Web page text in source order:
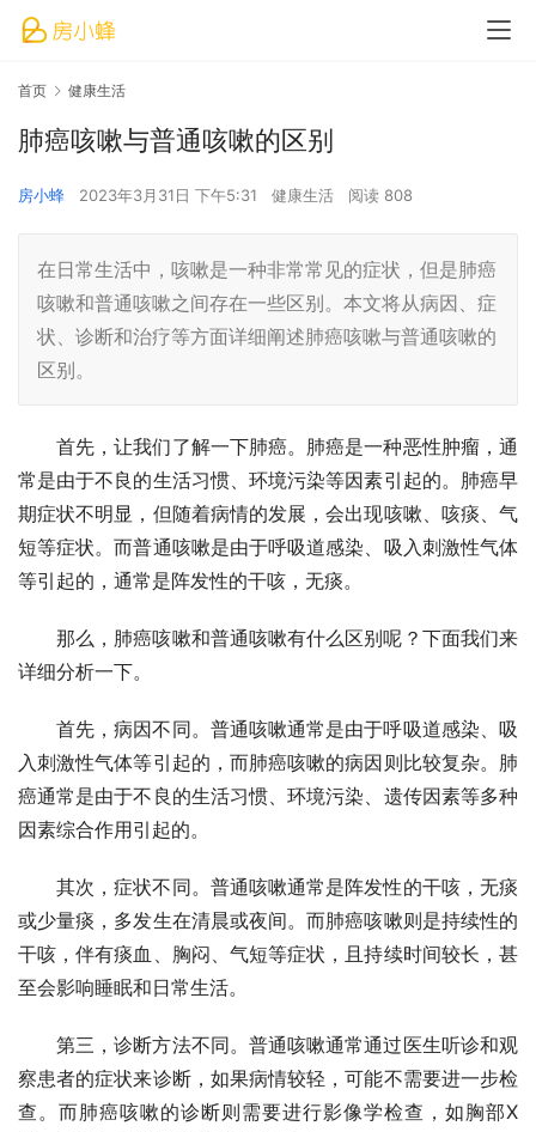
首页 健康生活
肺癌咳嗽与普通咳嗽的区别
房小蜂 2023年3月31日 下午5:31 健康生活 阅读 808
在日常生活中，咳嗽是一种非常常见的症状，但是肺癌
咳嗽和普通咳嗽之间存在一些区别。本文将从病因、症
状、诊断和治疗等方面详细阐述肺癌咳嗽与普通咳嗽的
区别。
首先，让我们了解一下肺癌。肺癌是一种恶性肿瘤，通
常是由于不良的生活习惯、环境污染等因素引起的。肺癌早
期症状不明显，但随着病情的发展，会出现咳嗽、咳痰、气
短等症状。而普通咳嗽是由于呼吸道感染、吸入刺激性气体
等引起的，通常是阵发性的干咳，无痰。
那么，肺癌咳嗽和普通咳嗽有什么区别呢？下面我们来
详细分析一下。
首先，病因不同。普通咳嗽通常是由于呼吸道感染、吸
入刺激性气体等引起的，而肺癌咳嗽的病因则比较复杂。肺
癌通常是由于不良的生活习惯、环境污染、遗传因素等多种
因素综合作用引起的。
其次，症状不同。普通咳嗽通常是阵发性的干咳，无痰
或少量痰，多发生在清晨或夜间。而肺癌咳嗽则是持续性的
干咳，伴有痰血、胸闷、气短等症状，且持续时间较长，甚
至会影响睡眠和日常生活。
第三，诊断方法不同。普通咳嗽通常通过医生听诊和观
察患者的症状来诊断，如果病情较轻，可能不需要进一步检
查。而肺癌咳嗽的诊断则需要进行影像学检查，如胸部X